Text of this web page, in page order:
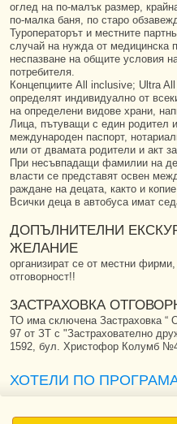
оглед на по-малък размер,
по-малка баня, по старо
Туроператорът и местните
случай на нужда от медицинска
неспазване на общите условия
потребителя.
Концепциите All inclusive; Ultra
определят индивидуално от
на определени видове храни,
Лица, пътуващи с един родител
международен паспорт,
или от двамата родители и акт
При несъвпадащи фамилии на
власти се представят освен
раждане на децата, както и копие
Всички деца в автобуса имат
ДОПЪЛНИТЕЛНИ
ЖЕЛАНИЕ
организират се от местни
отговорност!!
ЗАСТРАХОВКА
ТО има сключена Застраховка “
97 от ЗТ с "Застрахователно
1592, бул. Христофор Колумб
ХОТЕЛИ ПО